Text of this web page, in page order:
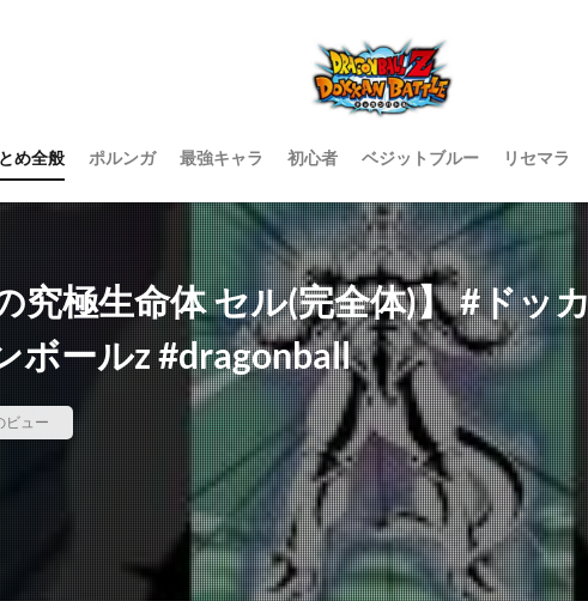
め全般 ポルンガ 最強キャラ 初心者 ベジットブルー リセマラ
究極生命体 セル(完全体)】 #ドッカ
ボールz #dragonball
ビュー